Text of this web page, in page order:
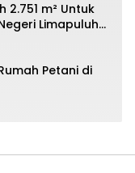
2.751 m² Untuk
Limapuluh
Petani di